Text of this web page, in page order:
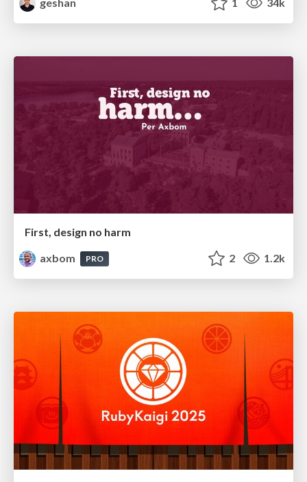
First, design no harm
axbom
PRO 2 1.2k